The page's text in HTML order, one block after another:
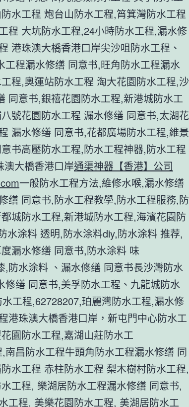
水工程 炮台山防水工程,筲箕灣防水工程
程 大坑防水工程,24小時防水工程,漏水修
港珠澳大橋香港口岸尖沙咀防水工程、
工程漏水修缮 同意书,旺角防水工程漏水
程,奧運站防水工程 淘大花園防水工程,沙
同意书,銀禧花園防水工程,新港城防水工
號花園防水工程 漏水修缮 同意书,太湖花
漏水修缮 同意书,花都廣場防水工程,維景
书高壓防水工程,防水工程神器,防水工程
大橋香港口岸通渠神器【香港】公司
一般防水工程方法,維修水喉,漏水修缮
缮 同意书,防水工程教學,防水工程服務,防
城防水工程,新港城防水工程,海濱花園防
水涂料 透明,防水涂料diy,防水涂料 推荐,
漏水修缮 同意书,防水涂料 味
,防水涂料 、漏水修缮 同意书長沙灣防水
修缮 同意书,美孚防水工程、九龍城防水
工程,62728207,珀麗灣防水工程,漏水修
港珠澳大橋香港口岸，新屯門中心防水工
園防水工程,嘉湖山莊防水工
南昌防水工程牛頭角防水工程漏水修缮 同
水工程 赤柱防水工程 梨木樹村防水工程,
工程, 樂湖居防水工程漏水修缮 同意书,
工程, 美樂花園防水工程, 美湖居防水工